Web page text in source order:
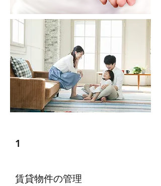
1
賃貸物件の管理